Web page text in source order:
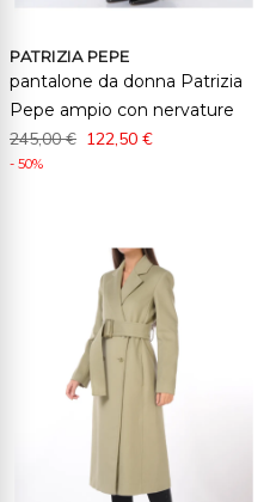
PATRIZIA PEPE
pantalone da donna Patrizia
Pepe ampio con nervature
245,00 € 122,50 €
- 50%